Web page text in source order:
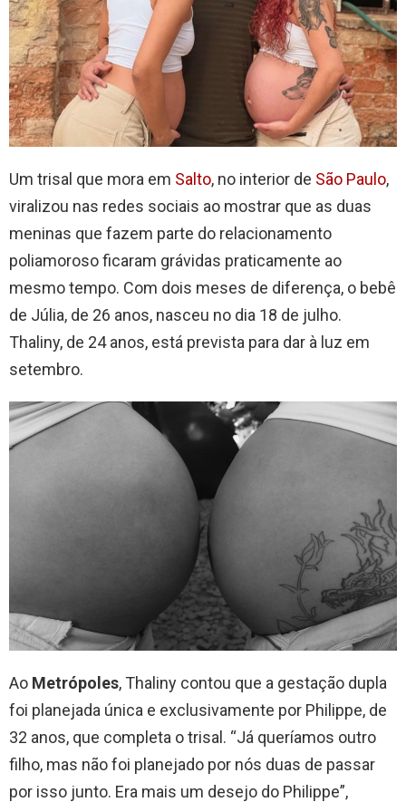
Um trisal que mora em Salto, no interior de São Paulo,
viralizou nas redes sociais ao mostrar que as duas
meninas que fazem parte do relacionamento
poliamoroso ficaram grávidas praticamente ao
mesmo tempo. Com dois meses de diferença, o bebê
de Júlia, de 26 anos, nasceu no dia 18 de julho.
Thaliny, de 24 anos, está prevista para dar à luz em
setembro.
Ao Metrópoles, Thaliny contou que a gestação dupla
foi planejada única e exclusivamente por Philippe, de
32 anos, que completa o trisal. “Já queríamos outro
filho, mas não foi planejado por nós duas de passar
por isso junto. Era mais um desejo do Philippe”,